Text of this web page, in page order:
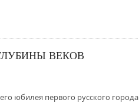
ВЕКОВ
юбилея первого русского города